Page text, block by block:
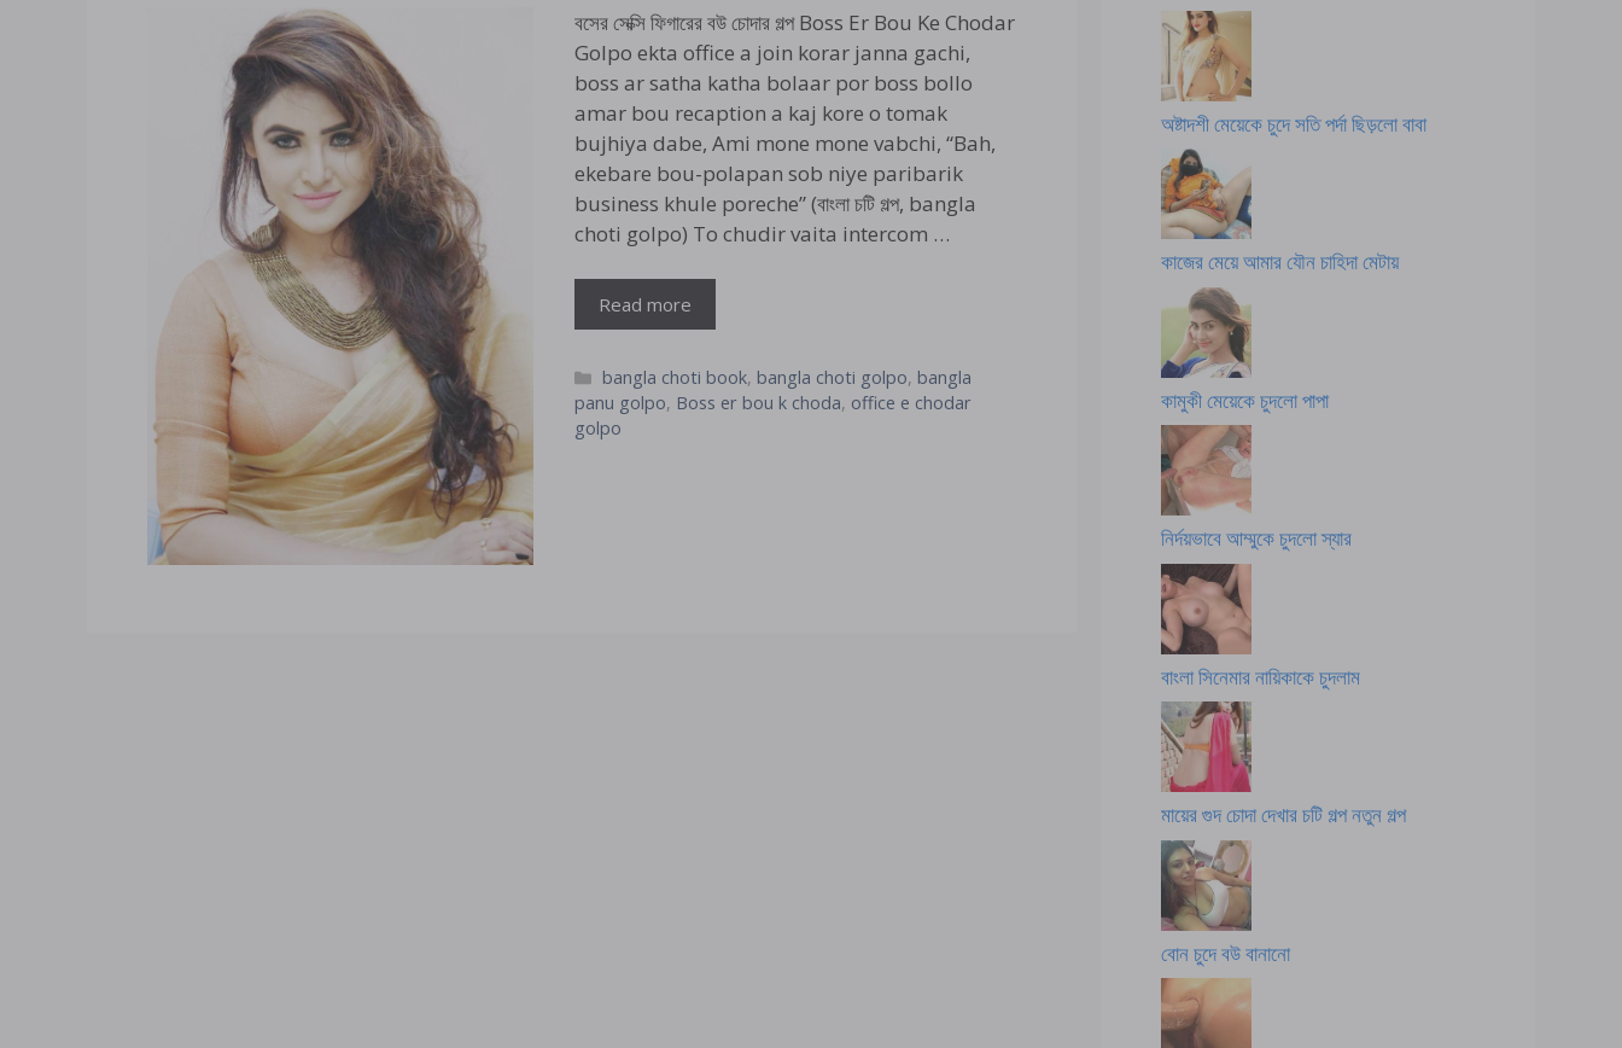
বসের সেক্সি ফিগারের বউ চোদার গল্প Boss Er Bou Ke Chodar
Golpo ekta office a join korar janna gachi,
boss ar satha katha bolaar por boss bollo
amar bou recaption a kaj kore o tomak
bujhiya dabe, Ami mone mone vabchi, “Bah,
ekebare bou-polapan sob niye paribarik
business khule poreche” (বাংলা চটি গল্প, bangla
choti golpo) To chudir vaita intercom …
Read more
Categories
bangla choti book, bangla choti golpo, bangla
panu golpo, Boss er bou k choda, office e chodar
golpo
অষ্টাদশী মেয়েকে চুদে সতি পর্দা ছিড়লো বাবা
কাজের মেয়ে আমার যৌন চাহিদা মেটায়
কামুকী মেয়েকে চুদলো পাপা
নির্দয়ভাবে আম্মুকে চুদলো স্যার
বাংলা সিনেমার নায়িকাকে চুদলাম
মায়ের গুদ চোদা দেখার চটি গল্প নতুন গল্প
বোন চুদে বউ বানানো